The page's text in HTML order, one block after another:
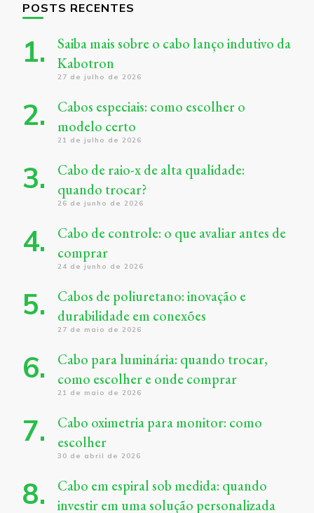
POSTS RECENTES
Saiba mais sobre o cabo lanço indutivo da
Kabotron
27 de julho de 2026
Cabos especiais: como escolher o
modelo certo
21 de julho de 2026
Cabo de raio-x de alta qualidade:
quando trocar?
26 de junho de 2026
Cabo de controle: o que avaliar antes de
comprar
24 de junho de 2026
Cabos de poliuretano: inovação e
durabilidade em conexões
27 de maio de 2026
Cabo para luminária: quando trocar,
como escolher e onde comprar
21 de maio de 2026
Cabo oximetria para monitor: como
escolher
30 de abril de 2026
Cabo em espiral sob medida: quando
investir em uma solução personalizada